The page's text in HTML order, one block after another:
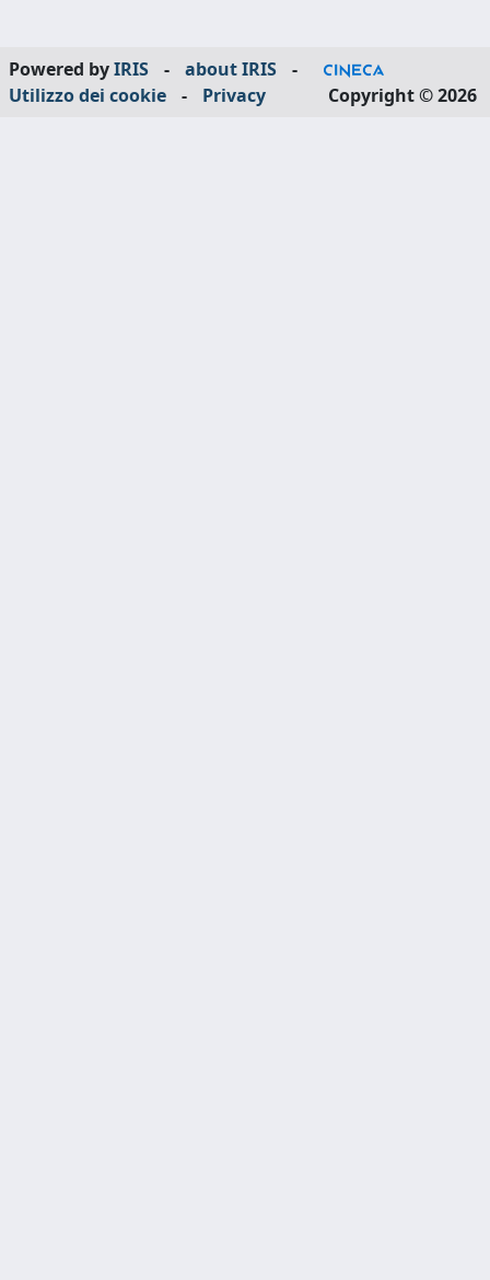
Powered byIRIS - about IRIS
-
Utilizzo dei cookie
- Privacy Copyright © 2026